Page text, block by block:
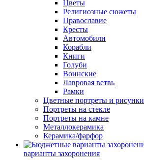
Цветы
Религиозные сюжеты
Православие
Кресты
Автомобили
Корабли
Книги
Голуби
Воинские
Лавровая ветвь
Рамки
Цветные портреты и рисунки
Портреты на стекле
Портреты на камне
Металлокерамика
Керамика/фарфор
варианты захоронения